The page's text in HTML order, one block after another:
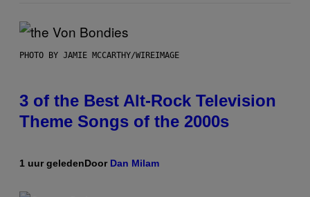
PHOTO BY JAMIE MCCARTHY/WIREIMAGE
3 of the Best Alt-Rock Television
Theme Songs of the 2000s
1 uur geledenDoor Dan Milam